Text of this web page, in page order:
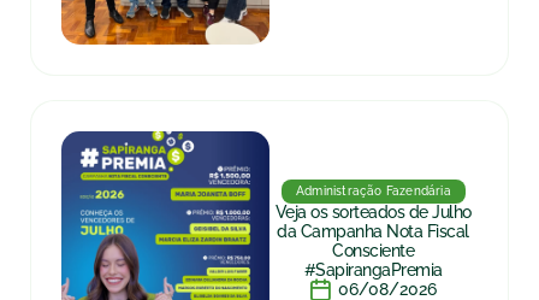
Administração Fazendária
Veja os sorteados de Julho
da Campanha Nota Fiscal
Consciente
#SapirangaPremia
06/08/2026